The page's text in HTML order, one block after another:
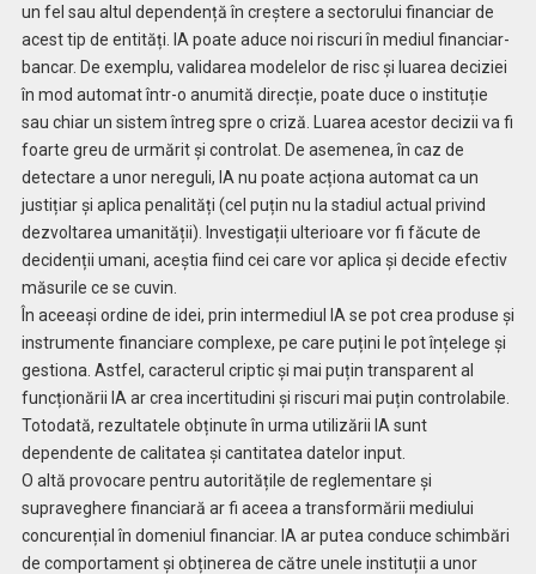
un fel sau altul dependență în creștere a sectorului financiar de
acest tip de entități. IA poate aduce noi riscuri în mediul financiar-
bancar. De exemplu, validarea modelelor de risc și luarea deciziei
în mod automat într-o anumită direcție, poate duce o instituție
sau chiar un sistem întreg spre o criză. Luarea acestor decizii va fi
foarte greu de urmărit și controlat. De asemenea, în caz de
detectare a unor nereguli, IA nu poate acționa automat ca un
justițiar și aplica penalități (cel puțin nu la stadiul actual privind
dezvoltarea umanității). Investigații ulterioare vor fi făcute de
decidenții umani, aceștia fiind cei care vor aplica și decide efectiv
măsurile ce se cuvin.
În aceeași ordine de idei, prin intermediul IA se pot crea produse și
instrumente financiare complexe, pe care puțini le pot înțelege și
gestiona. Astfel, caracterul criptic și mai puțin transparent al
funcționării IA ar crea incertitudini și riscuri mai puțin controlabile.
Totodată, rezultatele obținute în urma utilizării IA sunt
dependente de calitatea și cantitatea datelor input.
O altă provocare pentru autoritățile de reglementare și
supraveghere financiară ar fi aceea a transformării mediului
concurențial în domeniul financiar. IA ar putea conduce schimbări
de comportament și obținerea de către unele instituții a unor